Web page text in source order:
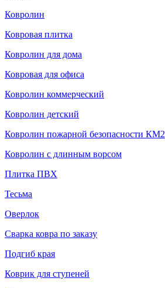
Ковролин
Ковровая плитка
Ковролин для дома
Ковровая для офиса
Ковролин коммерческий
Ковролин детский
Ковролин пожарной безопасности КМ2
Ковролин с длинным ворсом
Плитка ПВХ
Тесьма
Оверлок
Сварка ковра по заказу
Подгиб края
Коврик для ступеней